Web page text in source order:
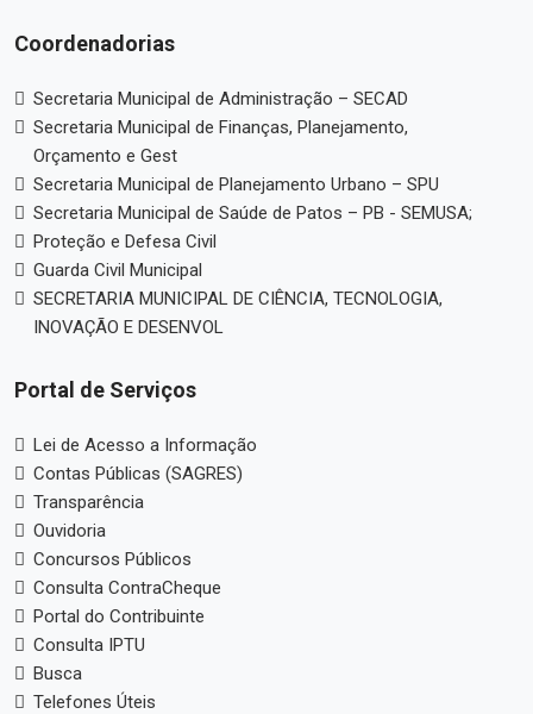
Coordenadorias
Secretaria Municipal de Administração – SECAD
Secretaria Municipal de Finanças, Planejamento,
Orçamento e Gest
Secretaria Municipal de Planejamento Urbano – SPU
Secretaria Municipal de Saúde de Patos – PB - SEMUSA;
Proteção e Defesa Civil
Guarda Civil Municipal
SECRETARIA MUNICIPAL DE CIÊNCIA, TECNOLOGIA,
INOVAÇÃO E DESENVOL
Portal de Serviços
Lei de Acesso a Informação
Contas Públicas (SAGRES)
Transparência
Ouvidoria
Concursos Públicos
Consulta ContraCheque
Portal do Contribuinte
Consulta IPTU
Busca
Telefones Úteis